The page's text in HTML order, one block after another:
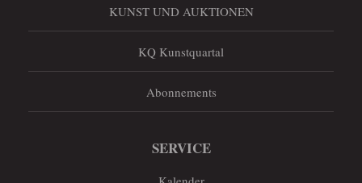
KUNST UND AUKTIONEN
KQ Kunstquartal
Abonnements
SERVICE